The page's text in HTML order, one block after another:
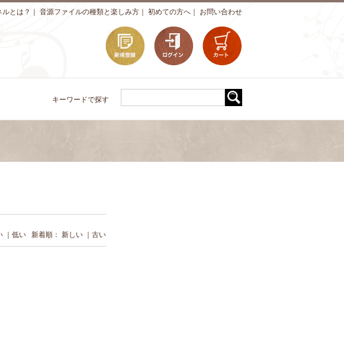
お問い合わせ
初めての方へ
音源ファイルの種類と楽しみ方
とは？
キーワードで探す
低い 新着順： 新しい 古い